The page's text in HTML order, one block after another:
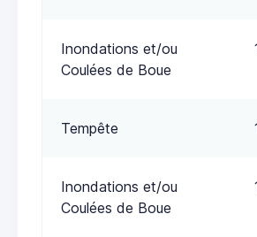
Inondations et/ou
Coulées de Boue
Tempête
Inondations et/ou
Coulées de Boue